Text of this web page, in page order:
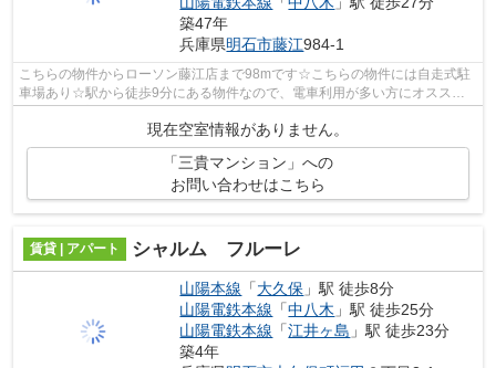
築47年
兵庫県明石市藤江984-1
こちらの物件からローソン藤江店まで98mです☆こちらの物件には自走式駐
車場あり☆駅から徒歩9分にある物件なので、電車利用が多い方にオススメ
です☆防犯対策もバッチリなマンションタイ...
現在空室情報がありません。
「三貴マンション」への
お問い合わせはこちら
賃貸 | アパート シャルム フルーレ
山陽本線 「大久保 」駅 徒歩8分
山陽電鉄本線 「中八木 」駅 徒歩25分
山陽電鉄本線 「江井ヶ島 」駅 徒歩23分
築4年